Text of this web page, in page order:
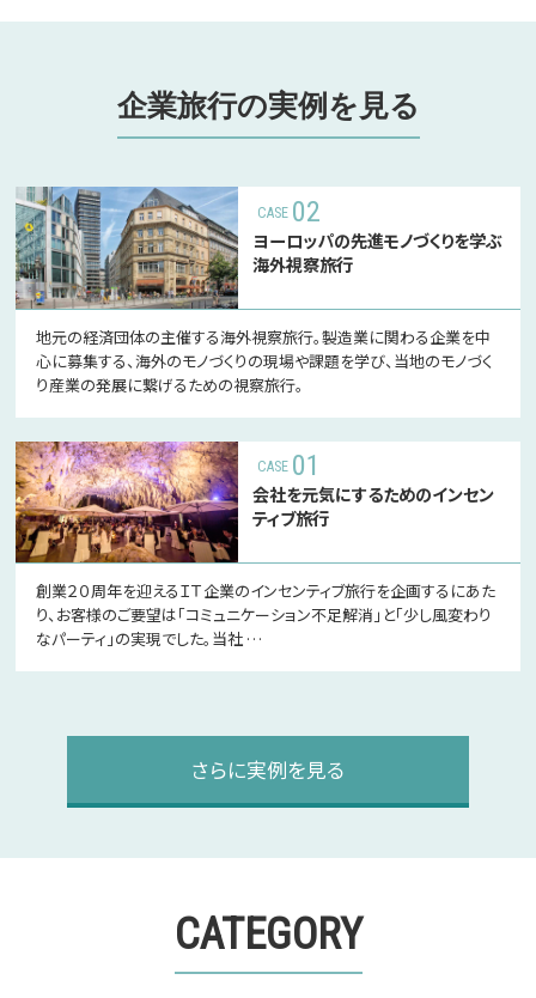
企業旅行の実例を見る
02
ヨーロッパの先進モノづくりを学ぶ
海外視察旅行
地元の経済団体の主催する海外視察旅行。製造業に関わる企業を中
心に募集する、海外のモノづくりの現場や課題を学び、当地のモノづく
り産業の発展に繋げるための視察旅行。
01
会社を元気にするためのインセン
ティブ旅行
創業２０周年を迎えるＩＴ企業のインセンティブ旅行を企画するにあた
り、お客様のご要望は「コミュニケーション不足解消」と「少し風変わり
なパーティ」の実現でした。当社 …
さらに実例を見る
CATEGORY